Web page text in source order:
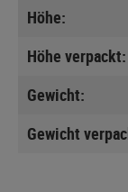
Höhe:
Höhe verpackt:
Gewicht:
Gewicht